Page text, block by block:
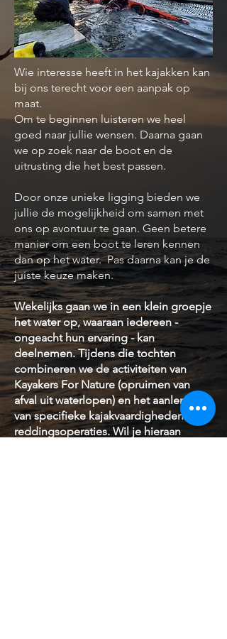
Wie interesse heeft in het kajakken kan
bij ons terecht voor een aanpak op
maat.
Om te beginnen luisteren we heel
goed naar jullie wensen. Daarna gaan
we op zoek naar de boot en de
uitrusting die het best passen.
Door onze unieke ligging bieden we
jullie de mogelijkheid om samen met
ons op avontuur te gaan. Geen betere
manier om een boot te leren kennen
dan op het water. Pas daarna kan je de
juiste keuze maken.
Wekelijks gaan we in een klein groepje
het water op, waaraan iedereen -
ongeacht hun ervaring - kan
deelnemen. Tijdens die tochten
combineren we de activiteiten van
Kayakers For Nature (opruimen van
afval uit waterlopen) en het aanleren
van specifieke kajakvaardigheden en
reddingsoperaties. Wil je hieraan